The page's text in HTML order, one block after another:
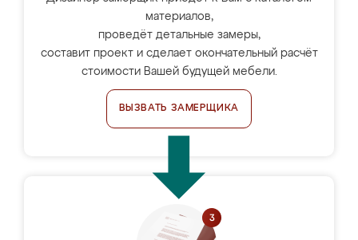
материалов,
проведёт детальные замеры,
составит проект и сделает окончательный расчёт
стоимости Вашей будущей мебели.
ВЫЗВАТЬ ЗАМЕРЩИКА